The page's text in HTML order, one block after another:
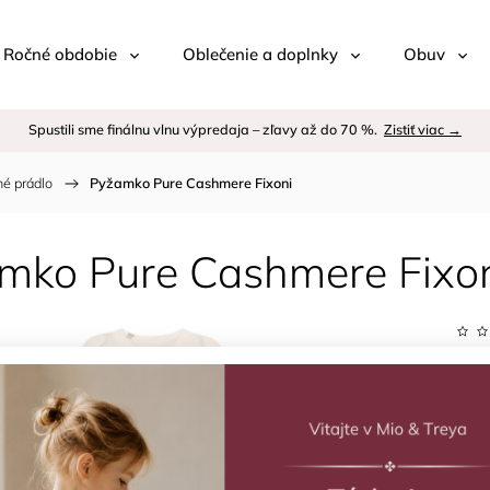
obdobie Oblečenie a doplnky Obuv
Spustili sme finálnu vlnu výpredaja – zľavy až do 70 %. Zistiť viac →
prádlo / Pyžamko Pure Cashmere Fixoni
Pure Cashmere
Kód: